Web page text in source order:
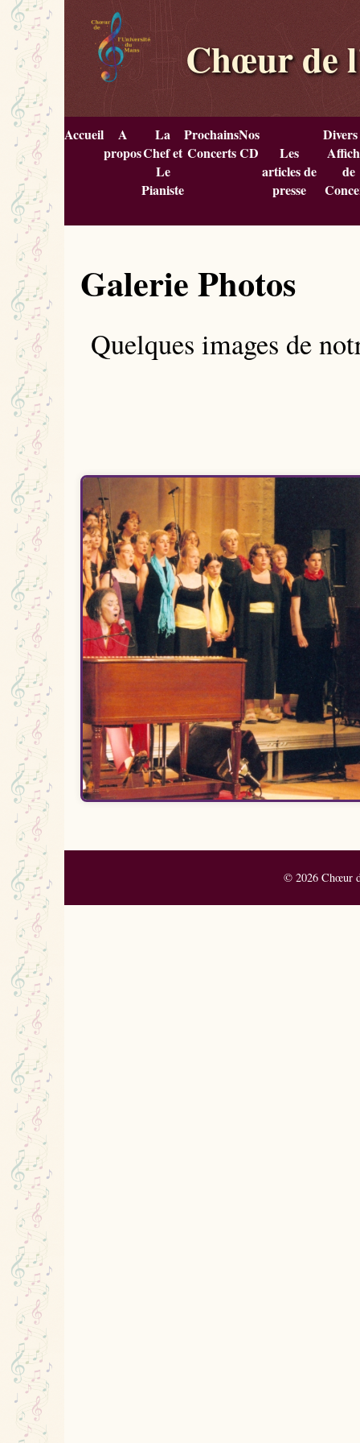
Chœur de
Accueil
A
propos
La
Chef et
Le
Pianiste
Prochains
Concerts
Nos
CD
Divers
Les
articles de
presse
de
Galerie Photos
Quelques images de
© 2026 Chœur